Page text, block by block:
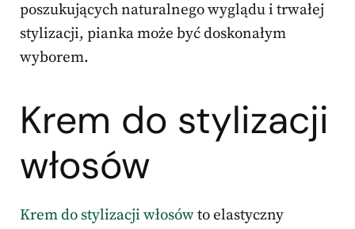
poszukujących naturalnego wyglądu i trwałej
stylizacji, pianka może być doskonałym
wyborem.
Krem do stylizacji
włosów
Krem do stylizacji włosówto elastyczny